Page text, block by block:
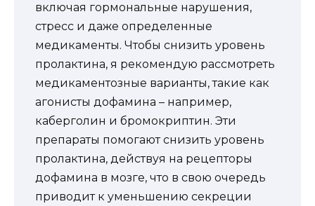
включая гормональные нарушения,
стресс и даже определенные
медикаменты. Чтобы снизить уровень
пролактина, я рекомендую рассмотреть
медикаментозные варианты, такие как
агонисты дофамина – например,
каберголин и бромокриптин. Эти
препараты помогают снизить уровень
пролактина, действуя на рецепторы
дофамина в мозге, что в свою очередь
приводит к уменьшению секреции